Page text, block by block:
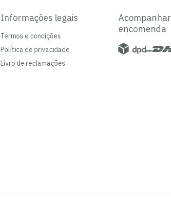
Informações legais
Termos e condições
Política de privacidade
Livro de reclamações
Acompanhar
encomenda